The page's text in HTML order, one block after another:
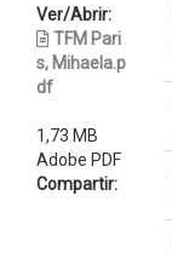
Ver/Abrir:
TFM Pari
s, Mihaela.p
df
1,73 MB
Adobe PDF
Compartir: